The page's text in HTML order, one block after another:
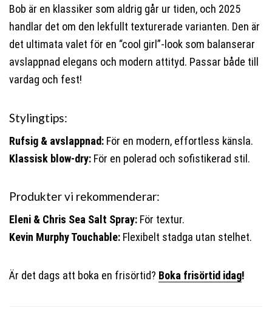
Bob är en klassiker som aldrig går ur tiden, och 2025
handlar det om den lekfullt texturerade varianten. Den är
det ultimata valet för en “cool girl”-look som balanserar
avslappnad elegans och modern attityd. Passar både till
vardag och fest!
Stylingtips:
Rufsig & avslappnad: För en modern, effortless känsla.
Klassisk blow-dry: För en polerad och sofistikerad stil.
Produkter vi rekommenderar:
Eleni & Chris Sea Salt Spray: För textur.
Kevin Murphy Touchable: Flexibelt stadga utan stelhet.
Är det dags att boka en frisörtid? Boka frisörtid idag!